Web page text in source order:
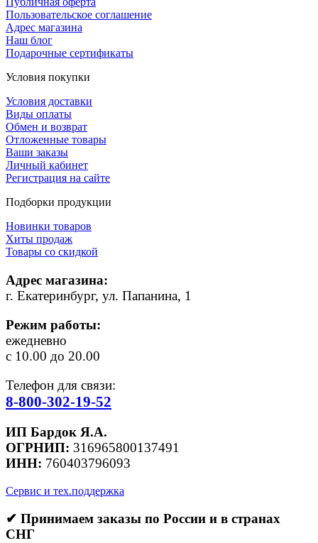
Пользовательское соглашение
Адрес магазина
Наш блог
Подарочные сертификаты
Условия покупки
Условия доставки
Виды оплаты
Обмен и возврат
Отложенные товары
Ваши заказы
Личный кабинет
Регистрация на сайте
Подборки продукции
Новинки товаров
Хиты продаж
Товары со скидкой
Адрес магазина:
г. Екатеринбург, ул. Папанина, 1
Режим работы:
ежедневно
с 10.00 до 20.00
Телефон для связи:
8-800-302-19-52
ИП Бардок Я.А.
ОГРНИП: 316965800137491
ИНН: 760403796093
Сервис и тех.поддержка
✔ Принимаем заказы по России и в странах
СНГ